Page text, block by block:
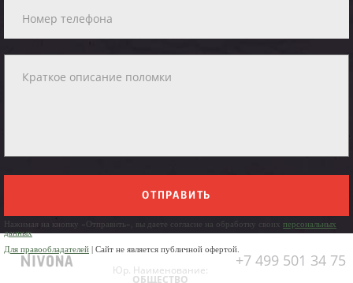
ОТПРАВИТЬ
Нажимая на кнопку «Отправить», вы даете согласие на обработку своих персональных
данных
Для правообладателей | Сайт не является публичной офертой.
+7 499 501 34 75
Юр. Наименование:
ОБЩЕСТВО